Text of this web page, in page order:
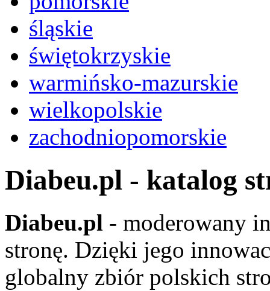
śląskie
świętokrzyskie
warmińsko-mazurskie
wielkopolskie
zachodniopomorskie
Diabeu.pl - katalog
Diabeu.pl - moderowany
stronę. Dzięki jego
globalny zbiór polskich